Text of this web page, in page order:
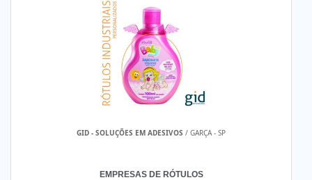
GID - SOLUÇÕES EM ADESIVOS / GARÇA - SP
EMPRESAS DE RÓTULOS